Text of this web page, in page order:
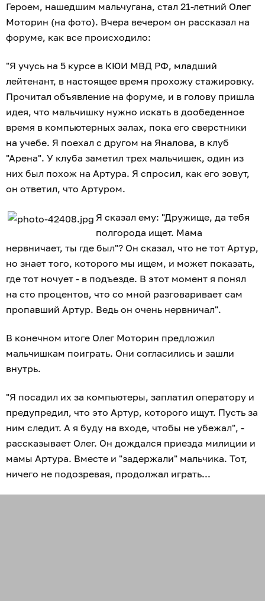
Героем, нашедшим мальчугана, стал 21-летний Олег
Моторин (на фото). Вчера вечером он рассказал на
форуме, как все происходило:
"Я учусь на 5 курсе в КЮИ МВД РФ, младший
лейтенант, в настоящее время прохожу стажировку.
Прочитал объявление на форуме, и в голову пришла
идея, что мальчишку нужно искать в дообеденное
время в компьютерных залах, пока его сверстники
на учебе. Я поехал с другом на Яналова, в клуб
"Арена". У клуба заметил трех мальчишек, один из
них был похож на Артура. Я спросил, как его зовут,
он ответил, что Артуром.
Я сказал ему: "Дружище, да тебя
полгорода ищет. Мама
нервничает, ты где был"? Он сказал, что не тот Артур,
но знает того, которого мы ищем, и может показать,
где тот ночует - в подъезде. В этот момент я понял
на сто процентов, что со мной разговаривает сам
пропавший Артур. Ведь он очень нервничал".
В конечном итоге Олег Моторин предложил
мальчишкам поиграть. Они согласились и зашли
внутрь.
"Я посадил их за компьютеры, заплатил оператору и
предупредил, что это Артур, которого ищут. Пусть за
ним следит. А я буду на входе, чтобы не убежал", -
рассказывает Олег. Он дождался приезда милиции и
мамы Артура. Вместе и "задержали" мальчика. Тот,
ничего не подозревая, продолжал играть...